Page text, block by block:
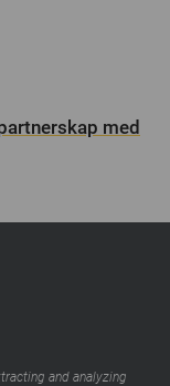
med
and analyzing